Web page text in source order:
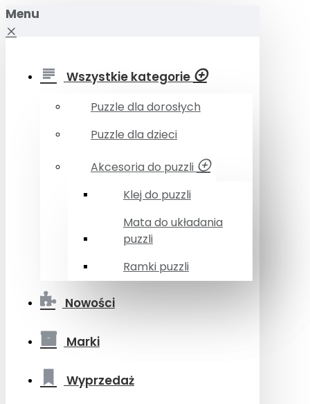
Menu
Wszystkie kategorie
Puzzle dla dorosłych
Puzzle dla dzieci
Akcesoria do puzzli
Klej do puzzli
Mata do układania
puzzli
Ramki puzzli
Nowości
Marki
Wyprzedaż